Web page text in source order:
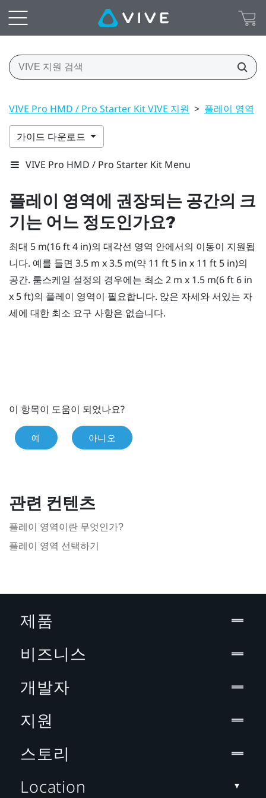
VIVE Pro HMD / Pro Starter Kit VIVE 지원 > 플레이 영역
가이드 다운로드
VIVE Pro HMD / Pro Starter Kit Menu
플레이 영역에 권장되는 공간의 크
기는 어느 정도인가요?
최대 5 m(16 ft 4 in)의 대각선 영역 안에서의 이동이 지원됩
니다. 예를 들면 3.5 m x 3.5 m(약 11 ft 5 in x 11 ft 5 in)의
공간. 룸스케일 설정의 경우에는 최소 2 m x 1.5 m(6 ft 6 in
x 5 ft)의 플레이 영역이 필요합니다. 앉은 자세와 서있는 자
세에 대한 최소 요구 사항은 없습니다.
이 항목이 도움이 되었나요?
예 아니오
관련 컨텐츠
플레이 영역이란 무엇인가?
플레이 영역 선택하기
제품
비즈니스
개발자
지원
스토리
Location